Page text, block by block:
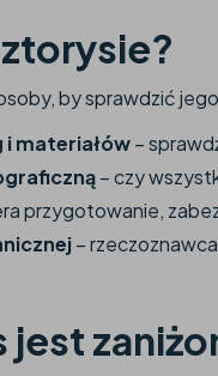
by sprawdzić
i materiałów–
– czy
przygotowanie,
–